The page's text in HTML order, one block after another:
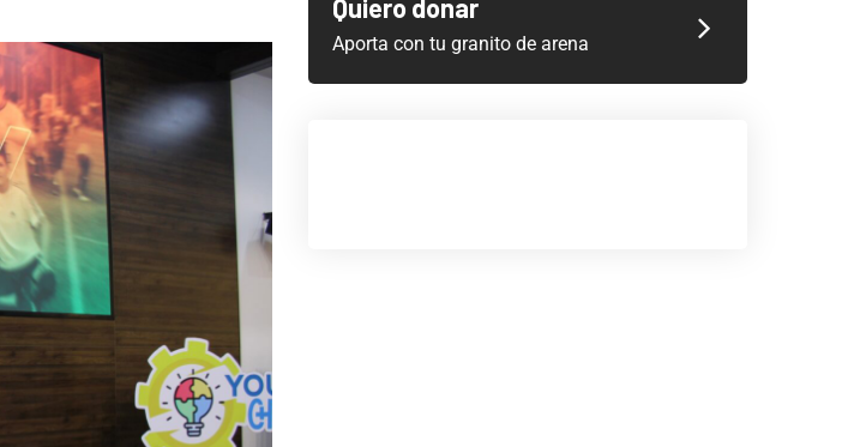
Quiero donar
Aporta con tu granito de arena